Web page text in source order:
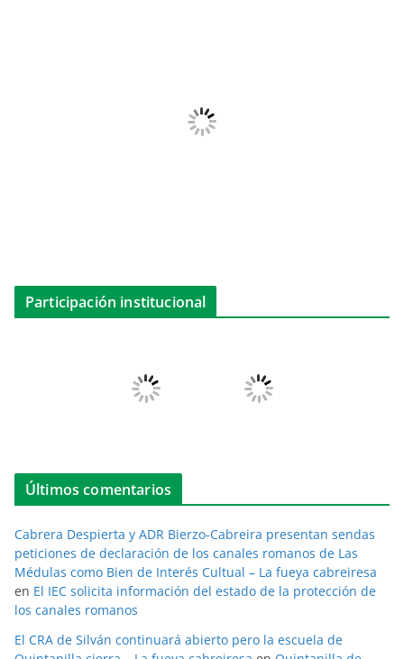
Participación institucional
Últimos comentarios
Cabrera Despierta y ADR Bierzo-Cabreira presentan sendas
peticiones de declaración de los canales romanos de Las
Médulas como Bien de Interés Cultual – La fueya cabreiresa
en El IEC solicita información del estado de la protección de
los canales romanos
El CRA de Silván continuará abierto pero la escuela de